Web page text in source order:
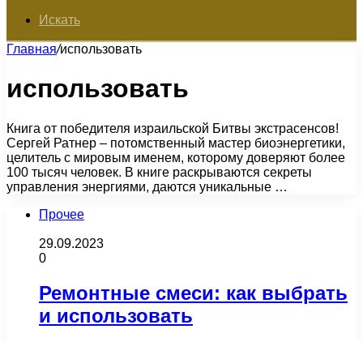
Искать
Главная/использовать
использовать
Книга от победителя израильской Битвы экстрасенсов!
Сергей Ратнер – потомственный мастер биоэнергетики,
целитель с мировым именем, которому доверяют более
100 тысяч человек. В книге раскрываются секреты
управления энергиями, даются уникальные …
Прочее
29.09.2023
0
Ремонтные смеси: как выбрать
и использовать